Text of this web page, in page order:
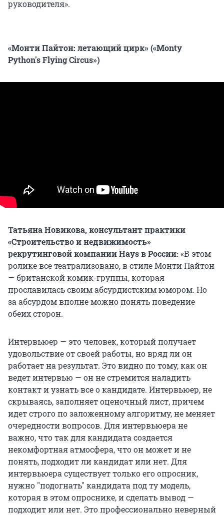
руководителя».
«Монти Пайтон: летающий цирк» («Monty
Python's Flying Circus»)
Татьяна Новикова, консультант практики
«Строительство и недвижимость»
рекрутинговой компании Hays в России: «В этом
ролике все театрализовано, в стиле Монти Пайтон
— британской комик-группы, которая
прославилась своим абсурдистским юмором. Но
за абсурдом вполне можно понять поведение
обеих сторон.
Интервьюер — это человек, который получает
удовольствие от своей работы, но вряд ли он
работает на результат. Это видно по тому, как он
ведет интервью — он не стремится наладить
контакт и узнать все о кандидате. Интервьюер, не
скрываясь, заполняет оценочный лист, причем
идет строго по заложенному алгоритму, не меняет
очередности вопросов. Для интервьюера не
важно, что так для кандидата создается
некомфортная атмосфера, что он может и не
понять, подходит ли кандидат или нет. Для
интервьюера существует только его опросник,
нужно "подогнать" кандидата под ту модель,
которая в этом опроснике, и сделать вывод —
подходит или нет. Это профессионально неверный